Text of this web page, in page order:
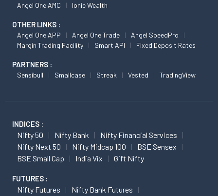
Angel One AMC Ionic Wealth
OTHER LINKS :
Angel One APP Angel One Trade
Angel SpeedPro
Margin Trading Facility
Smart API Fixed Deposit Rates
PARTNERS :
Sensibull Smallcase Streak Vested TradingView
INDICES :
Nifty 50 Nifty Bank
Nifty Financial Services
Nifty Next 50
Nifty Midcap 100
BSE Sensex
BSE Small Cap
India Vix Gift Nifty
FUTURES :
Nifty Futures
Nifty Bank Futures